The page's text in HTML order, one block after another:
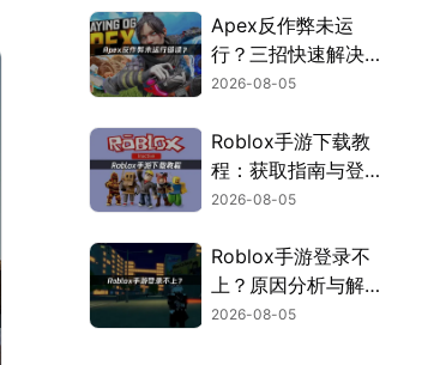
Apex反作弊未运
行？三招快速解决方
案！
2026-08-05
Roblox手游下载教
程：获取指南与登录
解决方案！
2026-08-05
Roblox手游登录不
上？原因分析与解决
方案！
2026-08-05